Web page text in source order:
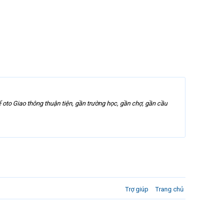
Giao thông thuận tiện, gần trường học, gần chợ, gần cầu
Trợ giúp Trang chủ